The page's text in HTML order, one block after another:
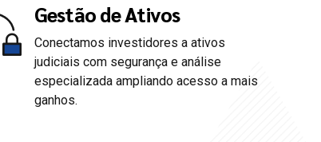
Gestão de Ativos
Conectamos investidores a ativos
judiciais com segurança e análise
especializada ampliando acesso a mais
ganhos.